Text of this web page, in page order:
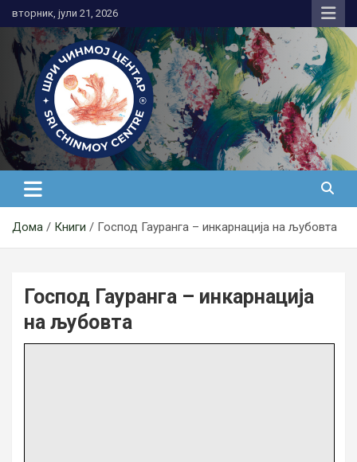
to
content
вторник, јули 21, 2026
Медитација
Дома Книги Господ Гауранга – инкарнација на љубовта
Господ Гауранга – инкарнација
на љубовта